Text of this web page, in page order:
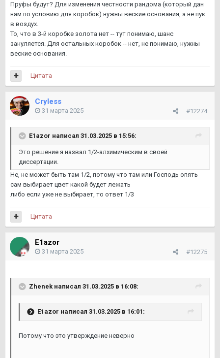
Пруфы будут? Для изменения честности рандома (который дан
нам по условию для коробок) нужны веские основания, а не пук
в воздух.
То, что в 3-й коробке золота нет -- тут понимаю, шанс
зануляется. Для остальных коробок -- нет, не понимаю, нужны
веские основания.
Цитата
Cryless
#12274
31 марта 2025
E1azor написал 31.03.2025 в 15:56:
Это решение я назвал 1/2-алхимическим в своей
диссертации.
Не, не может быть там 1/2, потому что там или Господь опять
сам выбирает цвет какой будет лежать
либо если уже не выбирает, то ответ 1/3
Цитата
E1azor
#12275
31 марта 2025
Zhenek написал 31.03.2025 в 16:08:
E1azor написал 31.03.2025 в 16:01:
Потому что это утверждение неверно